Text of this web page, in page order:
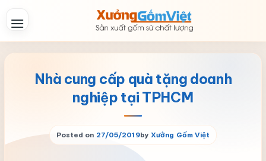
Nhà cung cấp quà tặng doanh
nghiệp tại TPHCM
Posted on 27/05/2019by Xưởng Gốm Việt